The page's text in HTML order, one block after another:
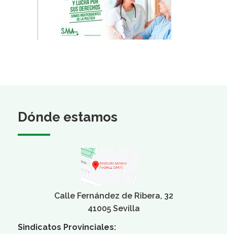
Dónde estamos
Calle Fernández de Ribera, 32
41005 Sevilla
Sindicatos Provinciales: